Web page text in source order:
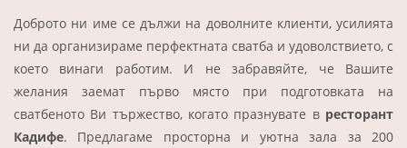
Доброто ни име се дължи на доволните клиенти, усилията
ни да организираме перфектната сватба и удоволствието, с
което винаги работим. И не забравяйте, че Вашите
желания заемат първо място при подготовката на
сватбеното Ви тържество, когато празнувате в ресторант
Кадифе. Предлагаме просторна и уютна зала за 200